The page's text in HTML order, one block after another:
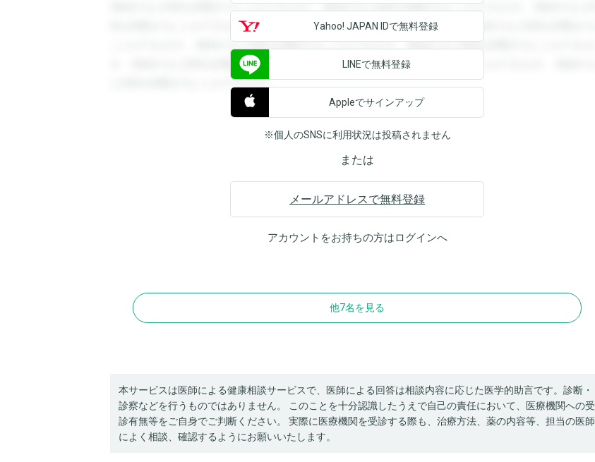
登録すると回答を閲覧することができます。登録すると回答を閲覧することができます。登録すると回
答を閲覧することができます。登録すると回答を閲覧することができます。登録すると回答を閲覧する
ことができます。登録すると回答を閲覧することができます。登録すると回答を閲覧することができま
す。登録すると回答を閲覧することができます。登録すると回答を閲覧することができます。登録する
と回答を閲覧することができます。
Yahoo! JAPAN IDで無料登録
LINEで無料登録
Appleでサインアップ
※個人のSNSに利用状況は投稿されません
または
メールアドレスで無料登録
アカウントをお持ちの方はログインへ
他7名を見る
本サービスは医師による健康相談サービスで、医師による回答は相談内容に応じた医学的助言です。診断・
診察などを行うものではありません。 このことを十分認識したうえで自己の責任において、医療機関への受
診有無等をご自身でご判断ください。 実際に医療機関を受診する際も、治療方法、薬の内容等、担当の医師
によく相談、確認するようにお願いいたします。